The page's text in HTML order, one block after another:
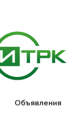
Объявления